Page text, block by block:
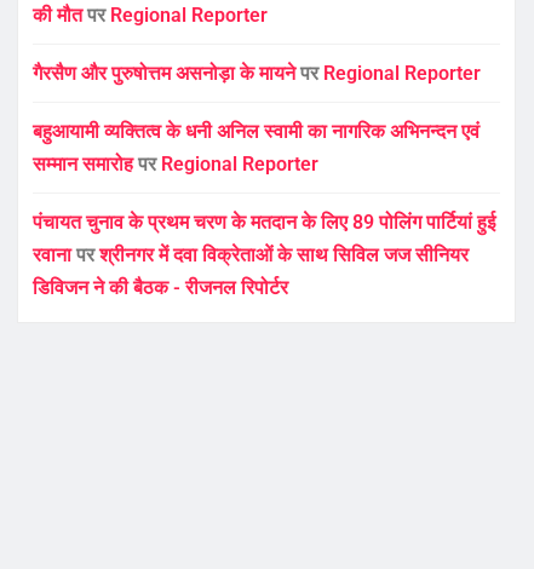
की मौतपर Regional Reporter
गैरसैण और पुरुषोत्तम असनोड़ा के मायनेपर Regional Reporter
बहुआयामी व्यक्तित्व के धनी अनिल स्वामी का नागरिक अभिनन्दन एवं
सम्मान समारोहपर Regional Reporter
पंचायत चुनाव के प्रथम चरण के मतदान के लिए 89 पोलिंग पार्टियां हुई
रवानापरश्रीनगर में दवा विक्रेताओं के साथ सिविल जज सीनियर
डिविजन ने की बैठक - रीजनल रिपोर्टर